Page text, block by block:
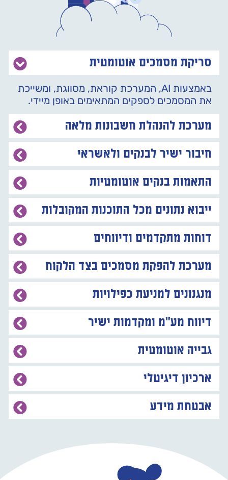
סריקת מסמכים אוטומטית
באמצעות AI, המערכת קוראת, מסווגת, ומשייכת
את המסמכים לספקים המתאימים באופן מיידי.
מערכת להנהלת חשבונות מלאה
חיבור ישיר לבנקים ולאשראי
התאמות בנקים אוטומטיות
ייבוא נתונים מכל התוכנות המקובלות
דוחות מתקדמים ודיווחים
מערכת להפקת מסמכים בצד הלקוח
מנגנונים למניעת כפילויות
דיווח מע״מ ומקדמות ישיר
גבייה אוטומטית
ארכיון דיגיטלי
אבטחת מידע